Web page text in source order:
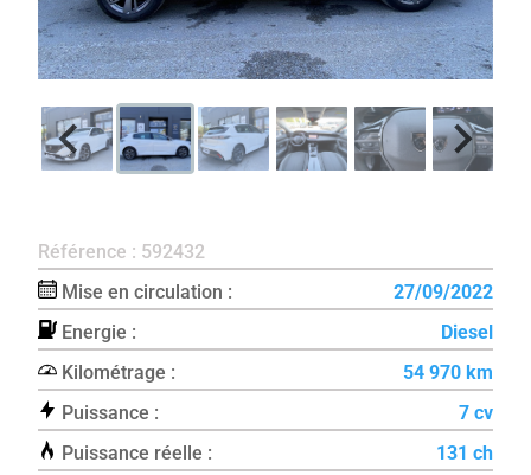
Référence : 592432
Mise en circulation :
27/09/2022
Energie :
Diesel
Kilométrage :
54 970 km
Puissance :
7 cv
Puissance réelle :
131 ch